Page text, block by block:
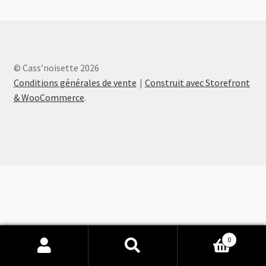
© Cass’noisette 2026
Conditions générales de vente
Construit avec Storefront
& WooCommerce.
Recherche
0